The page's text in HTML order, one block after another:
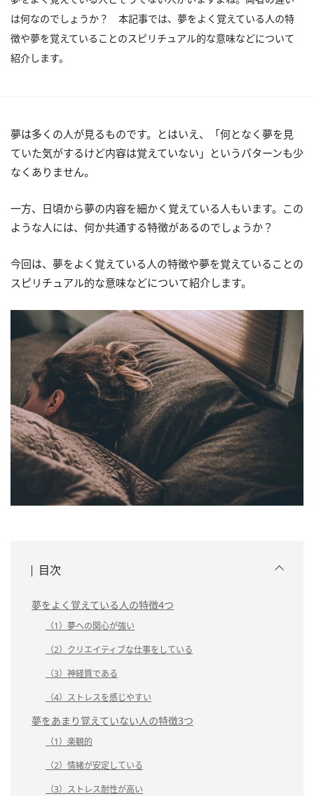
は何なのでしょうか？ 本記事では、夢をよく覚えている人の特
徴や夢を覚えていることのスピリチュアル的な意味などについて
紹介します。
夢は多くの人が見るものです。とはいえ、「何となく夢を見
ていた気がするけど内容は覚えていない」というパターンも少
なくありません。
一方、日頃から夢の内容を細かく覚えている人もいます。この
ような人には、何か共通する特徴があるのでしょうか？
今回は、夢をよく覚えている人の特徴や夢を覚えていることの
スピリチュアル的な意味などについて紹介します。
目次
夢をよく覚えている人の特徴4つ
（1）夢への関心が強い
（2）クリエイティブな仕事をしている
（3）神経質である
（4）ストレスを感じやすい
夢をあまり覚えていない人の特徴3つ
（1）楽観的
（2）情緒が安定している
（3）ストレス耐性が高い